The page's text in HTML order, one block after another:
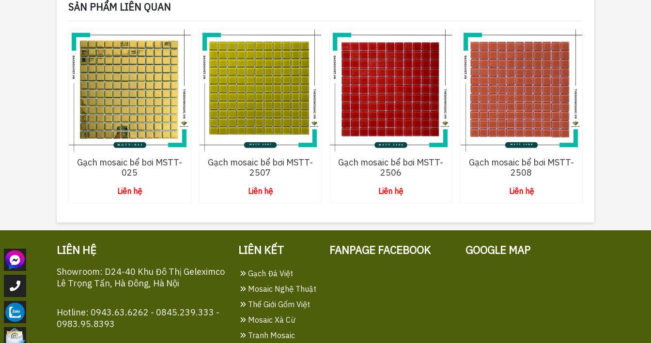
SẢN PHẨM LIÊN QUAN
Gạch mosaic bể bơi MSTT-
025
Liên hệ
Gạch mosaic bể bơi MSTT-
2507
Liên hệ
Gạch mosaic bể bơi MSTT-
2506
Liên hệ
Gạch mosaic bể bơi MSTT-
2508
Liên hệ
LIÊN HỆ
Showroom: D24-40 Khu Đô Thị Geleximco
Lê Trọng Tấn, Hà Đông, Hà Nội
Hotline: 0943.63.6262 - 0845.239.333 -
0983.95.8393
LIÊN KẾT
Gạch Đá Việt
Mosaic Nghệ Thuật
Thế Giới Gốm Việt
Mosaic Xà Cừ
Tranh Mosaic
FANPAGE FACEBOOK GOOGLE MAP